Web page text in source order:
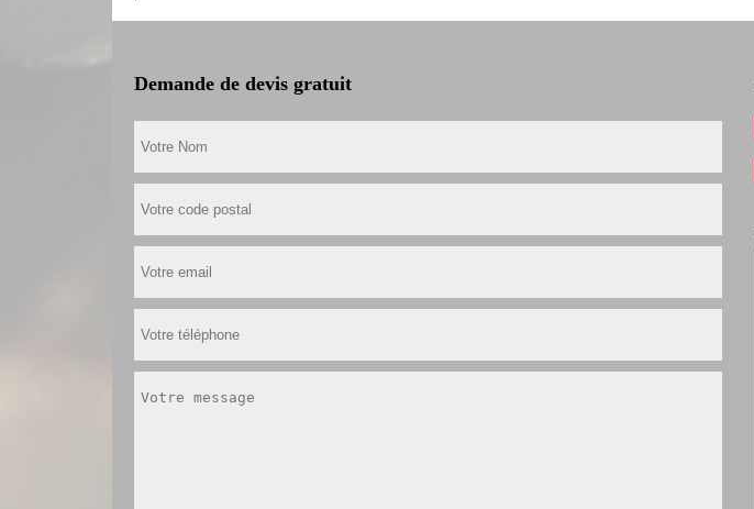
Demande de devis gratuit